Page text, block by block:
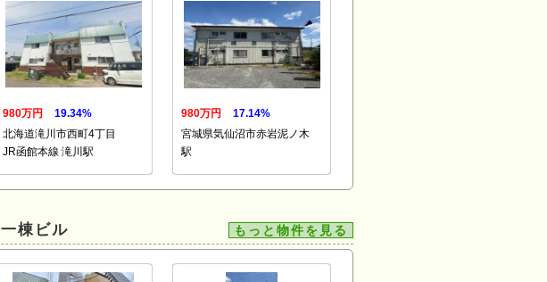
980万円
19.34%
北海道滝川市西町4丁目
JR函館本線 滝川駅
980万円
17.14%
宮城県気仙沼市赤岩泥ノ木
駅
一棟ビル もっと物件を見る